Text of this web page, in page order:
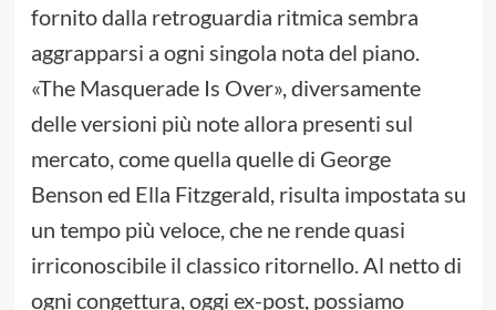
fornito dalla retroguardia ritmica sembra
aggrapparsi a ogni singola nota del piano.
«The Masquerade Is Over», diversamente
delle versioni più note allora presenti sul
mercato, come quella quelle di George
Benson ed Ella Fitzgerald, risulta impostata su
un tempo più veloce, che ne rende quasi
irriconoscibile il classico ritornello. Al netto di
ogni congettura, oggi ex-post, possiamo